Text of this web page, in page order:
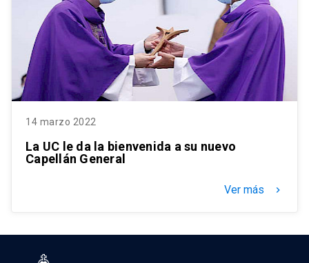
14 marzo 2022
La UC le da la bienvenida a su nuevo
Capellán General
Ver más keyboard_arrow_right